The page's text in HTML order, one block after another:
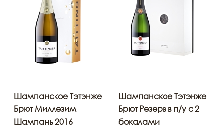
Шампанское Тэтэнже
Брют Миллезим
Шампань 2016
Шампанское Тэтэнже
Брют Резерв в п/у с 2
бокалами